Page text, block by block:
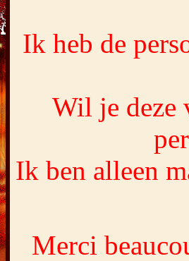
Ik heb de
Wil je deze
Ik ben alleen
Merci